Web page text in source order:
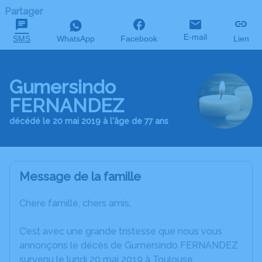
Partager
SMS WhatsApp Facebook E-mail Lien
Gumersindo
FERNANDEZ
décédé le 20 mai 2019 à l'âge de 77 ans
Message de la famille
Chère famille, chers amis,
C’est avec une grande tristesse que nous vous
annonçons le décès de Gumersindo FERNANDEZ
survenu le lundi 20 mai 2019 à Toulouse.